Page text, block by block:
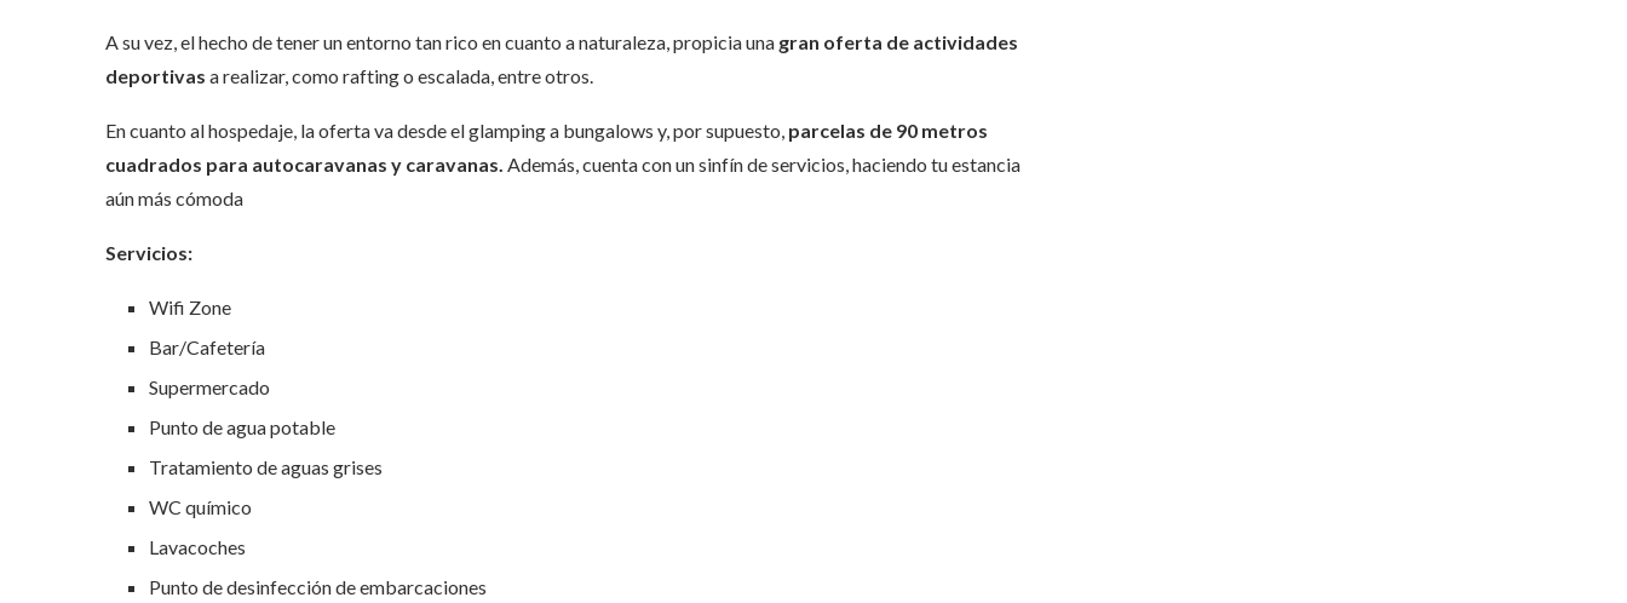
A su vez, el hecho de tener un entorno tan rico en cuanto a naturaleza, propicia una gran oferta de actividades
deportivas a realizar, como rafting o escalada, entre otros.
En cuanto al hospedaje, la oferta va desde el glamping a bungalows y, por supuesto, parcelas de 90 metros
cuadrados para autocaravanas y caravanas. Además, cuenta con un sinfín de servicios, haciendo tu estancia
aún más cómoda
Servicios:
Wifi Zone
Bar/Cafetería
Supermercado
Punto de agua potable
Tratamiento de aguas grises
WC químico
Lavacoches
Punto de desinfección de embarcaciones